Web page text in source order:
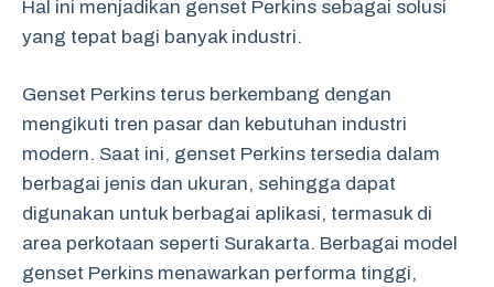
Hal ini menjadikan genset Perkins sebagai solusi
yang tepat bagi banyak industri.
Genset Perkins terus berkembang dengan
mengikuti tren pasar dan kebutuhan industri
modern. Saat ini, genset Perkins tersedia dalam
berbagai jenis dan ukuran, sehingga dapat
digunakan untuk berbagai aplikasi, termasuk di
area perkotaan seperti Surakarta. Berbagai model
genset Perkins menawarkan performa tinggi,